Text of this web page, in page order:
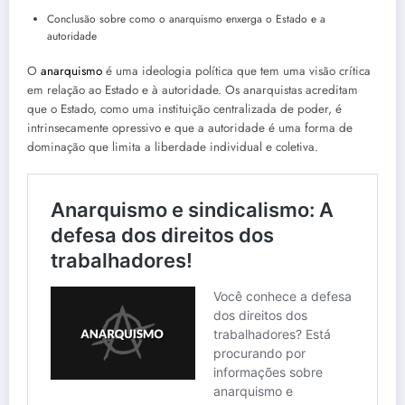
Conclusão sobre como o anarquismo enxerga o Estado e a
autoridade
O anarquismo é uma ideologia política que tem uma visão crítica
em relação ao Estado e à autoridade. Os anarquistas acreditam
que o Estado, como uma instituição centralizada de poder, é
intrinsecamente opressivo e que a autoridade é uma forma de
dominação que limita a liberdade individual e coletiva.